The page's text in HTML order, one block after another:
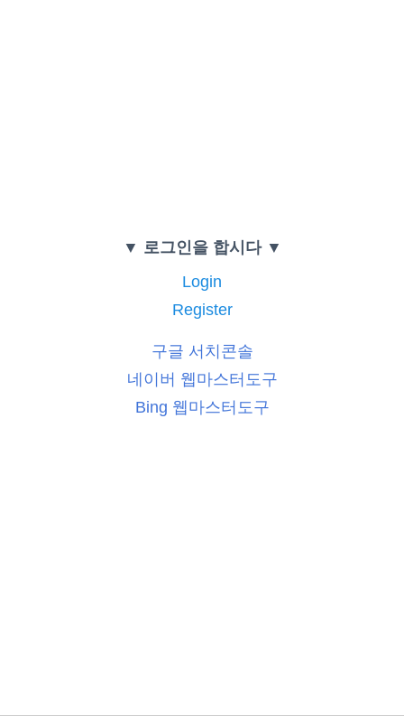
▼ 로그인을 합시다 ▼
Login
Register
구글 서치콘솔
네이버 웹마스터도구
Bing 웹마스터도구